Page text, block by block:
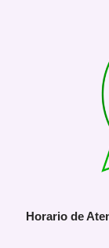
Horario de